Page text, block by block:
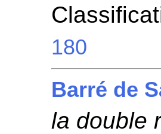
180
Barré de
la double